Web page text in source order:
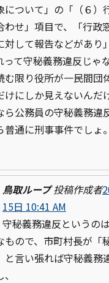
について」の「（６）
わせ」項目で、「行政
対して報告などがあり
て守秘義務違反じゃ
む限り役所が一民間団
にしか見えないんだ
ら公務員の守秘義務違
普通に刑事事件でしょ。
鳥取ループ 投稿作成者
15日 10:41 AM
守秘義務違反というの
もので、市町村長が「
と言い張れば守秘義務